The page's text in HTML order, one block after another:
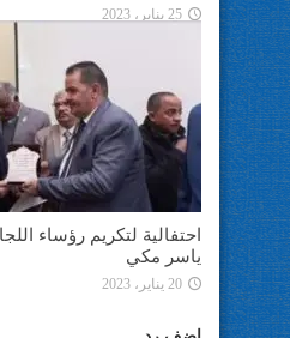
25 يناير، 2023
احتفالية لتكريم رؤساء
ياسر مكي
20 يناير، 2023